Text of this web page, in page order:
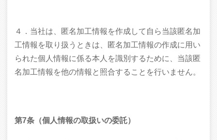
４．当社は、匿名加工情報を作成して自ら当該匿名加
工情報を取り扱うときは、匿名加工情報の作成に用い
られた個人情報に係る本人を識別するために、当該匿
名加工情報を他の情報と照合することを行いません。
第7条（個人情報の取扱いの委託）